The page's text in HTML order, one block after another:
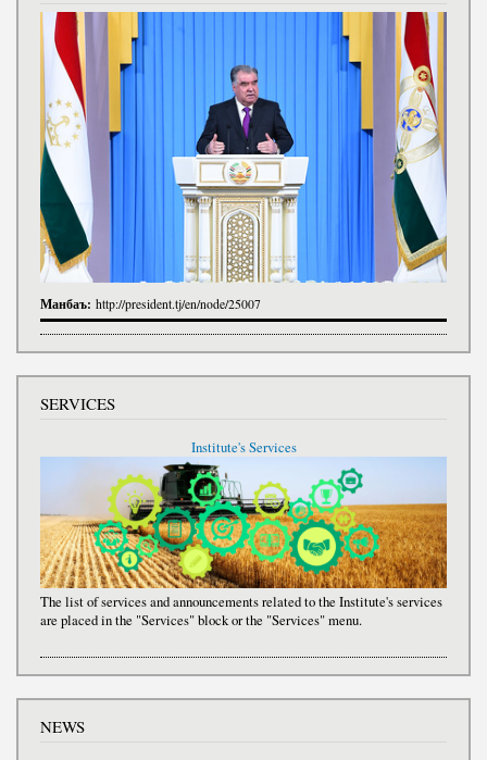
Манбаъ: http://president.tj/en/node/25007
SERVICES
Institute's Services
The list of services and announcements related to the Institute's services
are placed in the "Services" block or the "Services" menu.
NEWS